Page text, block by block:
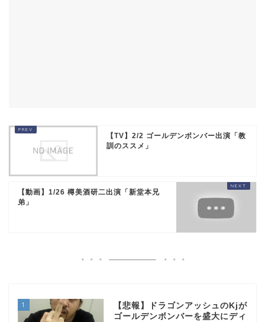
【TV】2/2 ゴールデンボンバー出演「教
訓のススメ」
【動画】1/26 樽美酒研二出演「新堂本兄
弟」
1
【悲報】ドラゴンアッシュのKjが
ゴールデンボンバーを盛大にディ